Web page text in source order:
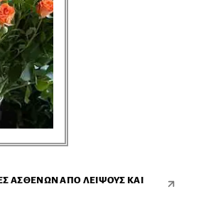
ΑΣΘΕΝΏΝ ΑΠΌ ΛΕΙΨΟΎΣ ΚΑΙ